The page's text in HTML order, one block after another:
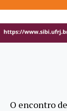
O encontro